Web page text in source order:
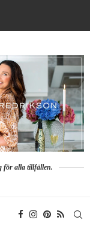
för alla tillfällen.